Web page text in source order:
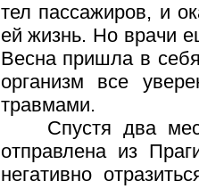
тел пассажиров, и
ей жизнь. Но врачи
Весна пришла в
организм все
травмами.
Спустя два
отправлена из
негативно